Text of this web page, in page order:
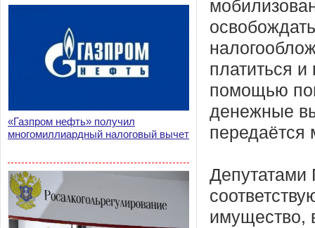
«Газпром нефть» получил
многомиллиардный налоговый вычет
платиться
помощью
денежные
передаётся
Депутатами
имущество,